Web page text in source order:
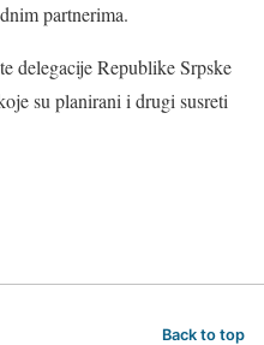
partnerima.
delegacije Republike Srpske
su planirani i drugi susreti
Back to top